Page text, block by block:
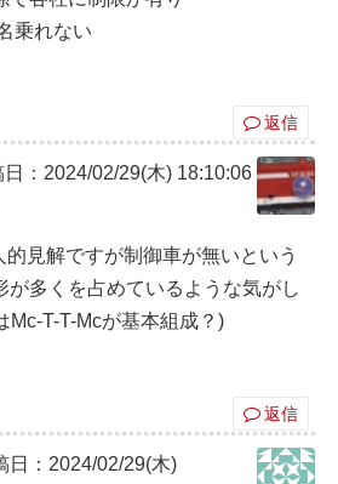
乗れない
返信
日：2024/02/29(木) 18:10:06
的見解ですが制御車が無いという
が多くを占めているような気がし
Mc-T-T-Mcが基本組成？)
返信
日：2024/02/29(木)